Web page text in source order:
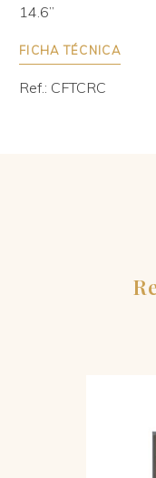
14.6’’
FICHA TÉCNICA
Ref.: CFTCRC